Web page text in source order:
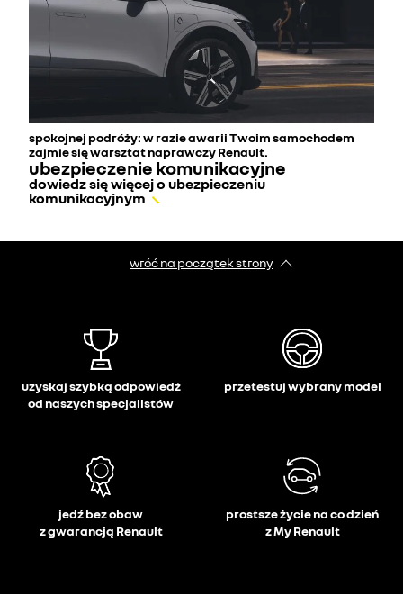
spokojnej podróży: w razie awarii Twoim samochodem
zajmie się warsztat naprawczy Renault.
ubezpieczenie komunikacyjne
dowiedz się więcej o ubezpieczeniu
komunikacyjnym
wróć na początek strony
uzyskaj szybką odpowiedź
od naszych specjalistów
przetestuj wybrany model
jedź bez obaw
z gwarancją Renault
prostsze życie na co dzień
z My Renault